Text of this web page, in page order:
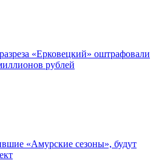
«Ерковецкий» оштрафовали
рублей
«Амурские сезоны», будут